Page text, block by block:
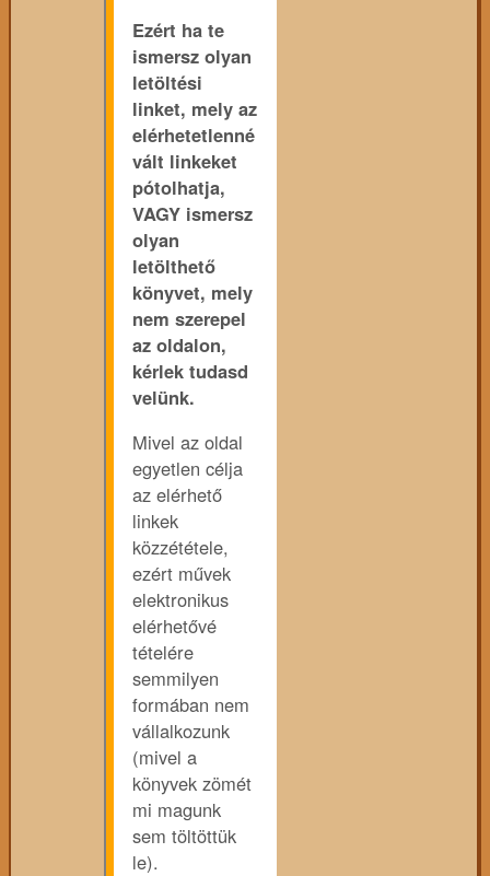
Ezért ha te
ismersz olyan
letöltési
linket, mely az
elérhetetlenné
vált linkeket
pótolhatja,
VAGY ismersz
olyan
letölthető
könyvet, mely
nem szerepel
az oldalon,
kérlek tudasd
velünk.
Mivel az oldal
egyetlen célja
az elérhető
linkek
közzététele,
ezért művek
elektronikus
elérhetővé
tételére
semmilyen
formában nem
vállalkozunk
(mivel a
könyvek zömét
mi magunk
sem töltöttük
le).